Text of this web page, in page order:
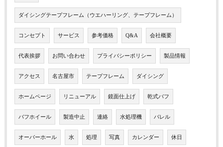
ダイシングテープフレーム（ウエハーリング、テープフレーム）
コンセプト サービス 参考価格 Q&A 会社概要
代表挨拶 お問い合わせ プライバシーポリシー 製品情報
アクセス 名古屋市 テープフレーム ダイシング
ホームページ リニューアル 鏡面仕上げ 乾式バフ
バフホイール 製造中止 連絡 水処理機 バレル
オーバーホール 水 処理 写真 カレンダー 休日